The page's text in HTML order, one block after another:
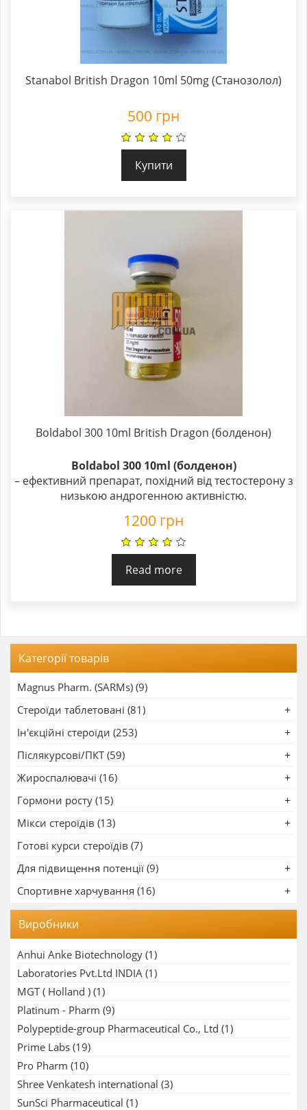
Stanabol British Dragon 10ml 50mg (Станозолол)
500 грн
Купити
Boldabol 300 10ml British Dragon (болденон)
Boldabol 300 10ml (болденон)
– ефективний препарат, похідний від тестостерону з
низькою андрогенною активністю.
1200 грн
Read more
Категорії товарів
Magnus Pharm. (SARMs) (9)
Стероїди таблетовані (81)
Ін'єкційні стероїди (253)
Післякурсові/ПКТ (59)
Жироспалювачі (16)
Гормони росту (15)
Мікси стероїдів (13)
Готові курси стероїдів (7)
Для підвищення потенції (9)
Спортивне харчування (16)
Виробники
Anhui Anke Biotechnology (1)
Laboratories Pvt.Ltd INDIA (1)
MGT ( Holland ) (1)
Platinum - Pharm (9)
Polypeptide-group Pharmaceutical Co., Ltd (1)
Prime Labs (19)
Pro Pharm (10)
Shree Venkatesh international (3)
SunSci Pharmaceutical (1)